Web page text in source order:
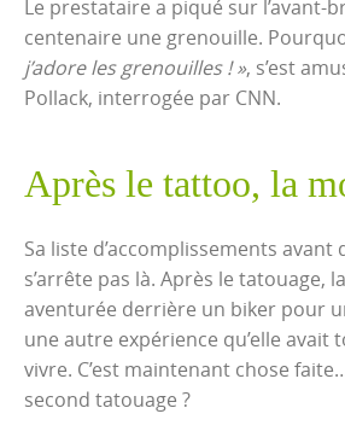
Le prestataire a piqué sur l’avant-
centenaire une grenouille.
j’adore les grenouilles ! », s’est
Pollack, interrogée par CNN.
Après le tattoo, la
Sa liste d’accomplissements
s’arrête pas là. Après le tatouage,
aventurée derrière un biker pour
une autre expérience qu’elle avait
vivre. C’est maintenant chose
second tatouage ?